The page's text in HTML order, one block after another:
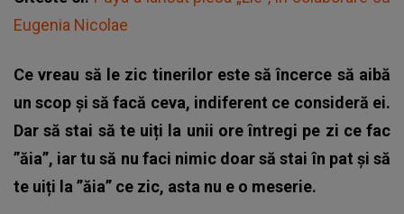
Eugenia Nicolae
Ce vreau să le zic tinerilor este să încerce să aibă
un scop și să facă ceva, indiferent ce consideră ei.
Dar să stai să te uiți la unii ore întregi pe zi ce fac
”ăia”, iar tu să nu faci nimic doar să stai în pat și să
te uiți la ”ăia” ce zic, asta nu e o meserie.